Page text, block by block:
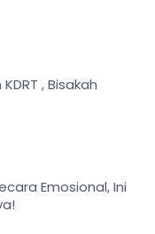
, Bisakah
Emosional, Ini